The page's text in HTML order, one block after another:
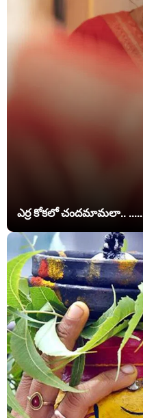
ఎర్ర కోకలో చందమామలా.. .....